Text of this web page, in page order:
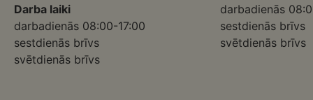
Darba laiki
darbadienās 08:00-17:00
sestdienās brīvs
svētdienās brīvs
darbadienās
sestdienās brīvs
svētdienās brīvs